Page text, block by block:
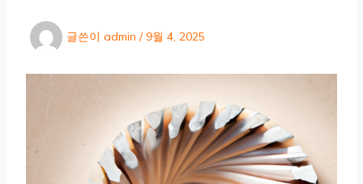
글쓴이 admin / 9월 4, 2025